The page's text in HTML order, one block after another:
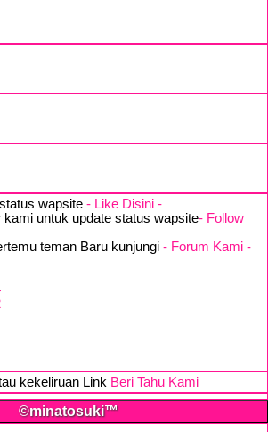
wapsite - Like Disini -
kami untuk update status wapsite- Follow
teman Baru kunjungi - Forum Kami -
kekeliruan Link Beri Tahu Kami
©minatosuki™